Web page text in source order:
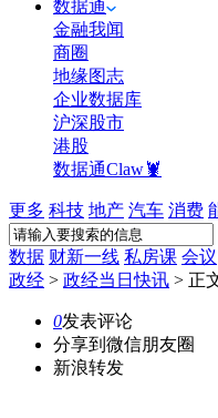
数据通
金融我闻
商圈
地缘图志
企业数据库
沪深股市
港股
数据通Claw🦞
更多 科技 地产 汽车 消费
数据 财新一线 私房课 会议
政经 > 政经当日快讯 > 正
0发表评论
分享到微信朋友圈
新浪转发